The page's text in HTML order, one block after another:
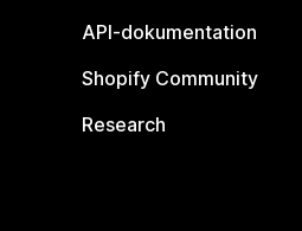
API-dokumentation
Shopify Community
Research